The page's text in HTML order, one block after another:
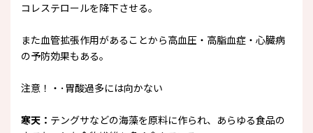
コレステロールを降下させる。
また血管拡張作用があることから高血圧・高脂血症・心臓病
の予防効果もある。
注意！・･胃酸過多には向かない
寒天： テングサなどの海藻を原料に作られ、あらゆる食品の